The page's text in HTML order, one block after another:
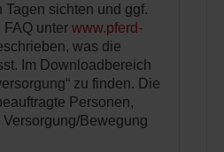
sichten und ggf.
unter www.pferd-
was die
Im Downloadbereich
zu finden. Die
Personen,
Bewegung